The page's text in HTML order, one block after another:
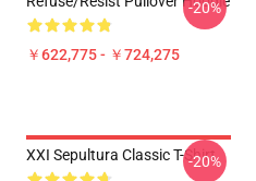
￥622,775 - ￥724,275
-20%
XXI Sepultura Classic T-Shirt
-20%